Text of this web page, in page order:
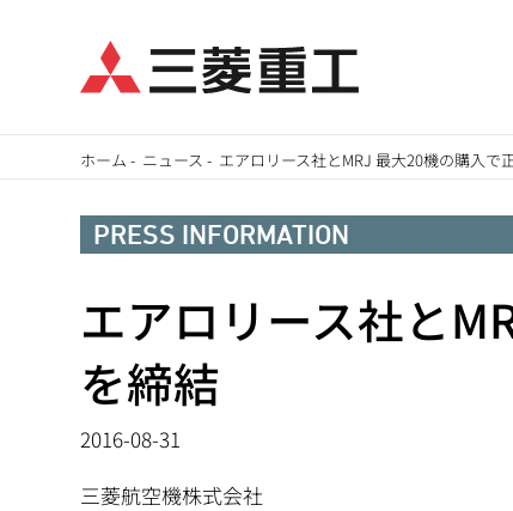
イ
ホーム - ニュース - エアロリース社とMRJ 最大20機の購入で
PRESS INFORMATION
エアロリース社と
を締結
2016-08-31
三菱航空機株式会社